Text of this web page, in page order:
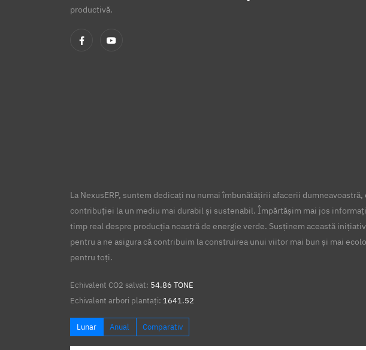
productivă.
La NexusERP, suntem dedicați nu numai îmbunătățirii afacerii dumneavoastră,
contribuției la un mediu mai durabil și sustenabil. Împărtășim mai jos
timp real despre producția noastră de energie verde. Susținem această
pentru a ne asigura că contribuim la construirea unui viitor mai bun și mai
pentru toți.
Echivalent CO2 salvat: 54.86 TONE
Echivalent arbori plantați: 1641.52
Lunar Anual Comparativ